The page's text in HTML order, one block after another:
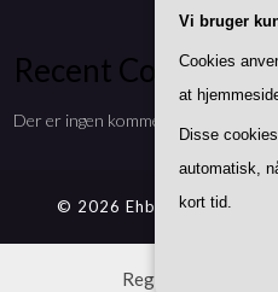
Recent Comments
Der er ingen kommentarer at vise.
© 2026 Ehbmontøren.dk
Vi bruger
Cookies
at
Disse
automatisk,
kort tid.